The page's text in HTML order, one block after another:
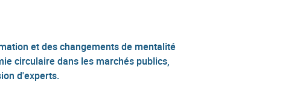
et des changements de mentalité
circulaire dans les marchés publics,
d'experts.